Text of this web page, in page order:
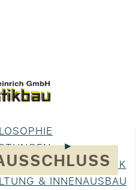
IM ÜBERBLICK
& INNENAUSBAU